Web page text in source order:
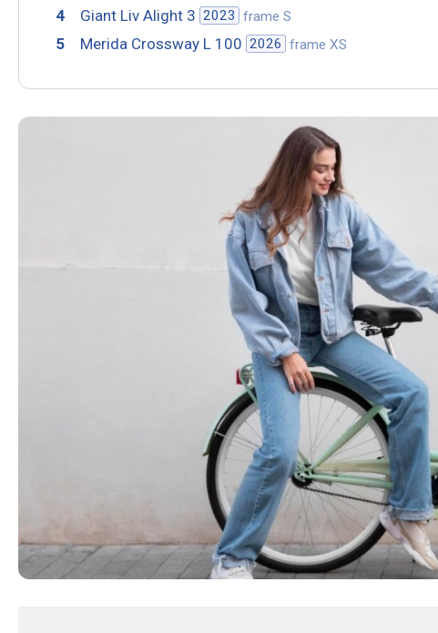
Giant Liv Alight 3 2023 frame S
Merida Crossway L 100 2026 frame XS